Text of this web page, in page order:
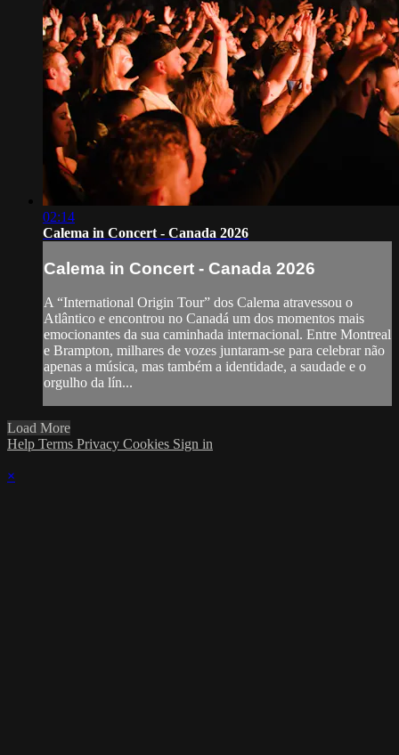
02:14
Calema in Concert - Canada 2026
Calema in Concert - Canada 2026
A “International Origin Tour” dos Calema atravessou o
Atlântico e encontrou no Canadá um dos momentos mais
emocionantes da sua caminhada internacional. Entre Montreal
e Brampton, milhares de vozes juntaram-se para celebrar não
apenas a música, mas também a identidade, a saudade e o
orgulho da lín...
Load More
Help Terms Privacy Cookies Sign in
×